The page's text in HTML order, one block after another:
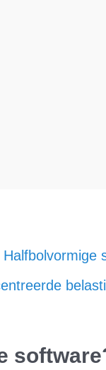
Halfbolvormige